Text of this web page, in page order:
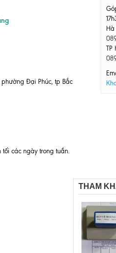
Đại Phúc, tp Bắc
các ngày trong tuần.
TP
THAM